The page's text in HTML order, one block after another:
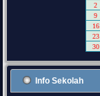
2
9
16
23
30
Info Sekolah